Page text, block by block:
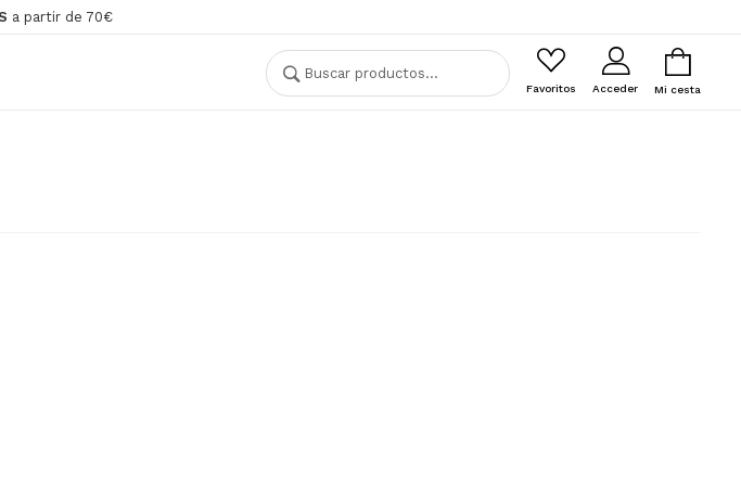
a partir de 70€
Buscar
por:
Buscar
Favoritos Acceder Mi cesta